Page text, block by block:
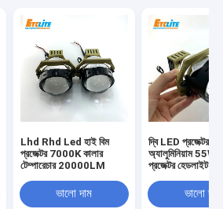
Lhd Rhd Led হাই বিম
প্রজেক্টর 7000K কালার
টেম্পারেচার 20000LM
ভালো দাম
দ্বি LED প্রজেক্টর
অ্যালুমিনিয়াম 55W
প্রজেক্টর হেডলাইট
ভালো দাম